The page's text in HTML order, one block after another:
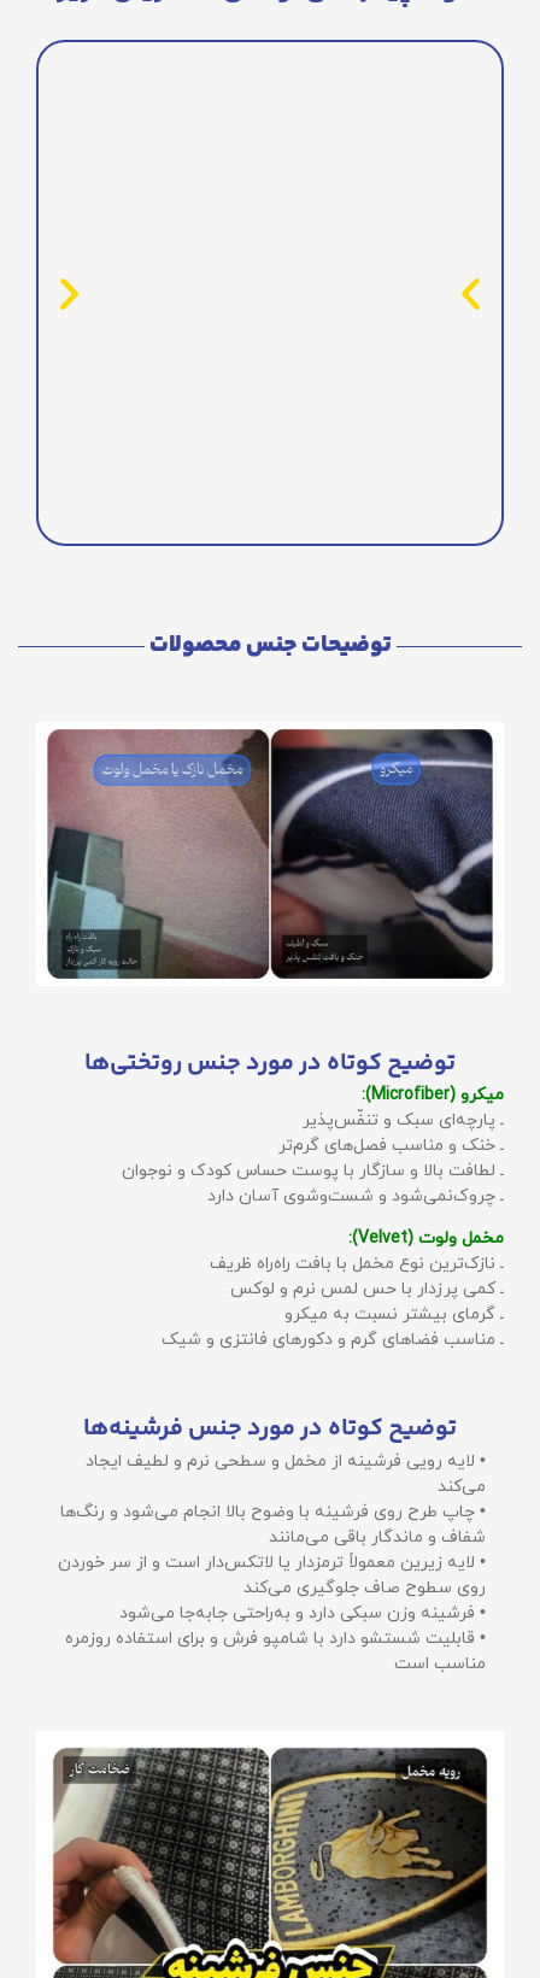
توضیحات جنس محصولات
توضیح کوتاه در مورد جنس روتختی‌ها
میکرو (Microfiber):
ـ پارچه‌ای سبک و تنفّس‌پذیر
ـ خنک و مناسب فصل‌های گرم‌تر
ـ لطافت بالا و سازگار با پوست حساس کودک و نوجوان
ـ چروک‌نمی‌شود و شست‌وشوی آسان دارد
مخمل ولوت (Velvet):
ـ نازک‌ترین نوع مخمل با بافت راه‌راه ظریف
ـ کمی پرزدار با حس لمس نرم و لوکس
ـ گرمای بیشتر نسبت به میکرو
ـ مناسب فضاهای گرم و دکورهای فانتزی و شیک
توضیح کوتاه در مورد جنس فرشینه‌ها
• لایه رویی فرشینه از مخمل و سطحی نرم و لطیف ایجاد
می‌کند
• چاپ طرح روی فرشینه با وضوح بالا انجام می‌شود و رنگ‌ها
شفاف و ماندگار باقی می‌مانند
• لایه زیرین معمولاً ترمزدار یا لاتکس‌دار است و از سر خوردن
روی سطوح صاف جلوگیری می‌کند
• فرشینه وزن سبکی دارد و به‌راحتی جابه‌جا می‌شود
• قابلیت شستشو دارد با شامپو فرش و برای استفاده روزمره
مناسب است